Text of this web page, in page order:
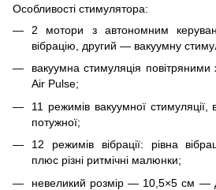
Особливості стимулятора:
2 мотори з автономним
вібрацію, другий — вакуумну
вакуумна стимуляція
Air Pulse;
11 режимів вакуумної стимуляції,
потужної;
12 режимів вібрації: рівна
плюс різні ритмічні малюнки;
невеликий розмір — 10,5×5 см —